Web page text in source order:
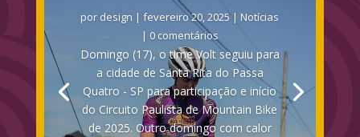
por design |fevereiro 20, 2025 | Notícias
| 0 comentários
Domingo (17), o time Volt seguiu para
a cidade de Santa Rita do Passa
Quatro - SP para participação e início
do Circuito Paulista de Mountain Bike
de 2025. Outro domingo com calor